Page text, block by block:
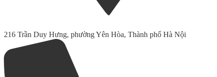
216 Trần Duy Hưng, phường Yên Hòa, Thành phố Hà Nội